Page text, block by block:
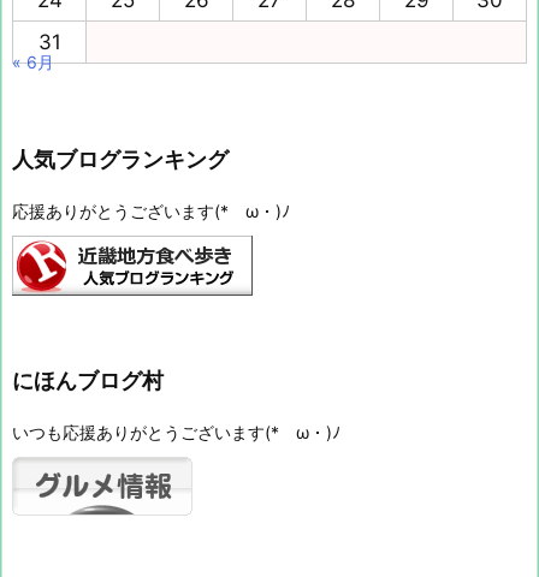
31
« 6月
人気ブログランキング
応援ありがとうございます(*ゝω・)ﾉ
にほんブログ村
いつも応援ありがとうございます(*ゝω・)ﾉ